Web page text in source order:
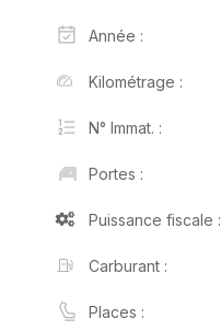
Année :
Kilométrage :
N° Immat. :
Portes :
Puissance fiscale :
Carburant :
Places :